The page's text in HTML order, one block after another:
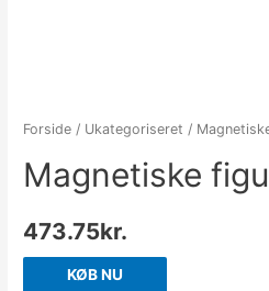
Forside / Ukategoriseret /
Magnetiske
473.75kr.
KØB NU